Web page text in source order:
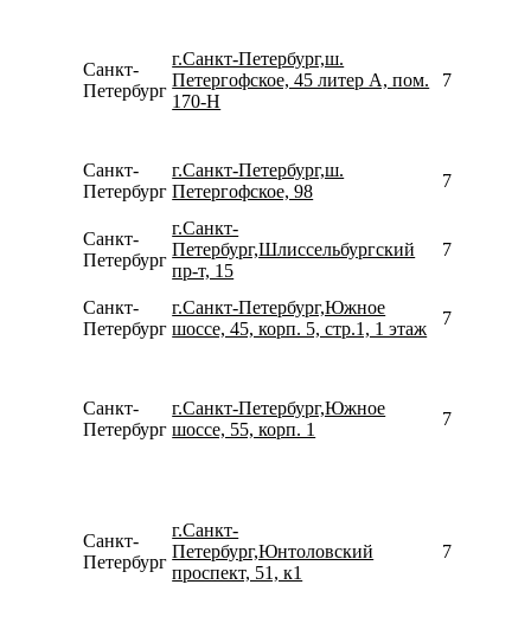
Санкт-
Петербург
г.Санкт-Петербург,ш.
Петергофское, 45 литер А, пом.
170-Н
Санкт-
Петербург
г.Санкт-Петербург,ш.
Петергофское, 98
Санкт-
Петербург
г.Санкт-
Петербург,Шлиссельбургский
пр-т, 15
Санкт-
Петербург
г.Санкт-Петербург,Южное
шоссе, 45, корп. 5, стр.1, 1 этаж
Санкт-
Петербург
г.Санкт-Петербург,Южное
шоссе, 55, корп. 1
Санкт-
Петербург
г.Санкт-
Петербург,Юнтоловский
проспект, 51, к1